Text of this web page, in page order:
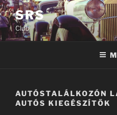
Tartalomhoz
SRS
Club
AUTÓSTALÁLKOZÓN
AUTÓS KIEGÉSZÍTŐK